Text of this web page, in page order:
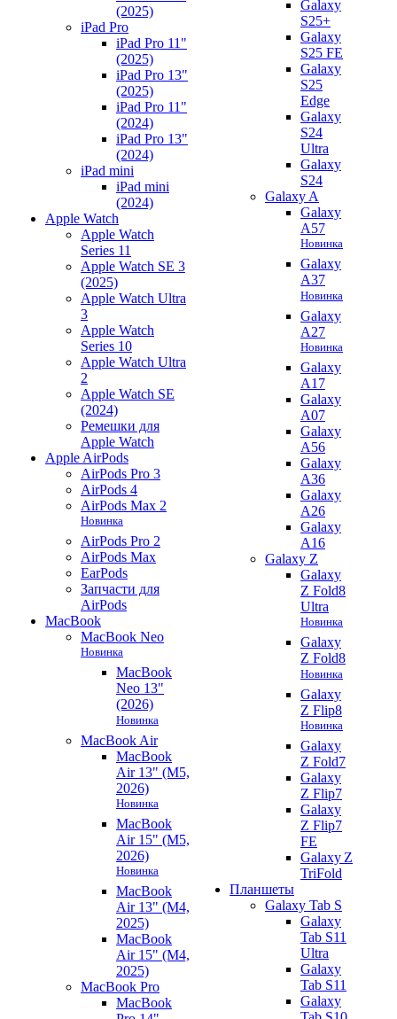
(2025)
iPad Pro
iPad Pro 11"
(2025)
iPad Pro 13"
(2025)
iPad Pro 11"
(2024)
iPad Pro 13"
(2024)
iPad mini
iPad mini
(2024)
Apple Watch
Apple Watch
Series 11
Apple Watch SE 3
(2025)
Apple Watch Ultra
3
Apple Watch
Series 10
Apple Watch Ultra
2
Apple Watch SE
(2024)
Ремешки для
Apple Watch
Apple AirPods
AirPods Pro 3
AirPods 4
AirPods Max 2
Новинка
AirPods Pro 2
AirPods Max
EarPods
Запчасти для
AirPods
MacBook
MacBook Neo
Новинка
MacBook
Neo 13"
(2026)
Новинка
MacBook Air
MacBook
Air 13" (M5,
2026)
Новинка
MacBook
Air 15" (M5,
2026)
Новинка
MacBook
Air 13" (M4,
2025)
MacBook
Air 15" (M4,
2025)
MacBook Pro
MacBook
Galaxy
S25+
Galaxy
S25 FE
Galaxy
S25
Edge
Galaxy
S24
Ultra
Galaxy
S24
Galaxy A
Galaxy
A57
Новинка
Galaxy
A37
Новинка
Galaxy
A27
Новинка
Galaxy
A17
Galaxy
A07
Galaxy
A56
Galaxy
A36
Galaxy
A26
Galaxy
A16
Galaxy Z
Galaxy
Z Fold8
Ultra
Новинка
Galaxy
Z Fold8
Новинка
Galaxy
Z Flip8
Новинка
Galaxy
Z Fold7
Galaxy
Z Flip7
Galaxy
Z Flip7
FE
Galaxy Z
TriFold
Планшеты
Galaxy Tab S
Galaxy
Tab S11
Ultra
Galaxy
Tab S11
Galaxy